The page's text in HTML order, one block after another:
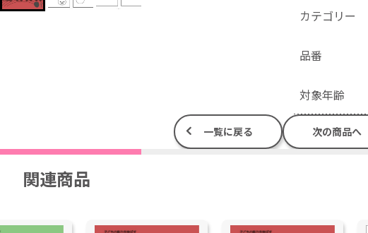
カテゴリー
品番
対象年齢
一覧に戻る 次の商品へ
関連商品